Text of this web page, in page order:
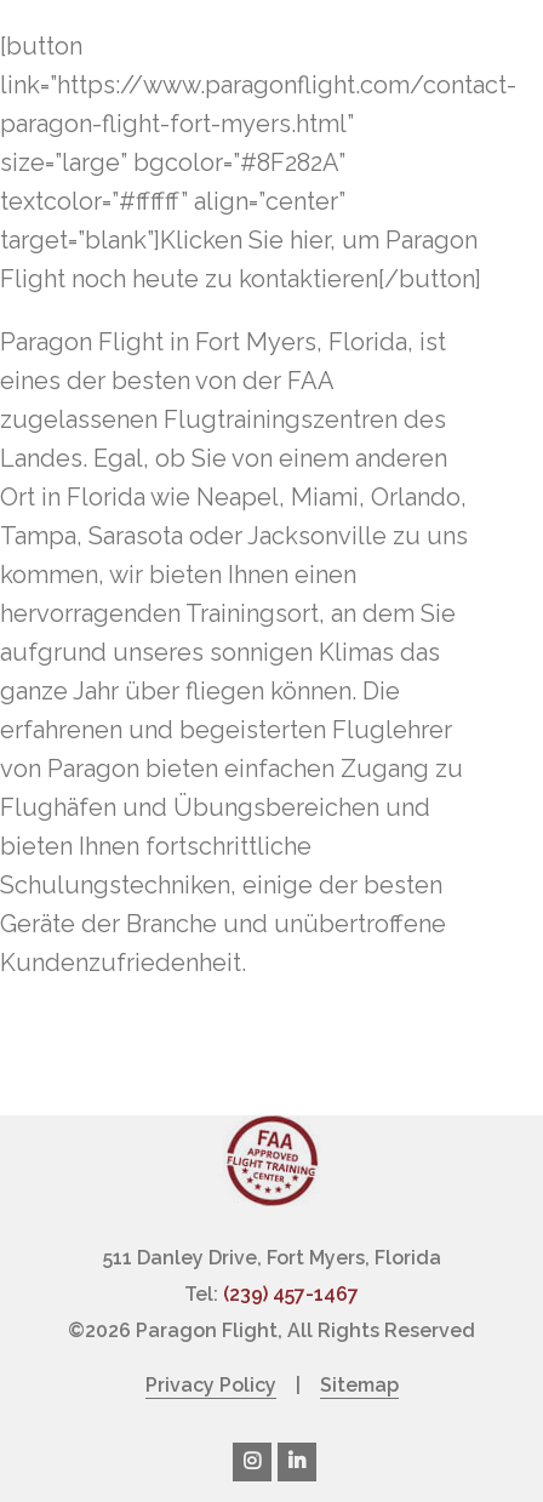
[button
link=”https://www.paragonflight.com/contact-
paragon-flight-fort-myers.html”
size=”large” bgcolor=”#8F282A”
textcolor=”#ffffff” align=”center”
target=”blank”]Klicken Sie hier, um Paragon
Flight noch heute zu kontaktieren[/button]
Paragon Flight in Fort Myers, Florida, ist
eines der besten von der FAA
zugelassenen Flugtrainingszentren des
Landes. Egal, ob Sie von einem anderen
Ort in Florida wie Neapel, Miami, Orlando,
Tampa, Sarasota oder Jacksonville zu uns
kommen, wir bieten Ihnen einen
hervorragenden Trainingsort, an dem Sie
aufgrund unseres sonnigen Klimas das
ganze Jahr über fliegen können. Die
erfahrenen und begeisterten Fluglehrer
von Paragon bieten einfachen Zugang zu
Flughäfen und Übungsbereichen und
bieten Ihnen fortschrittliche
Schulungstechniken, einige der besten
Geräte der Branche und unübertroffene
Kundenzufriedenheit.
511 Danley Drive, Fort Myers, Florida
Tel: (239) 457-1467
©2026 Paragon Flight, All Rights Reserved
Privacy Policy Sitemap